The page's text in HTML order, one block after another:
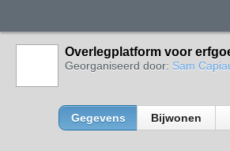
Overlegplatform voor
Georganiseerd door: Sam
Gegevens Bijwonen